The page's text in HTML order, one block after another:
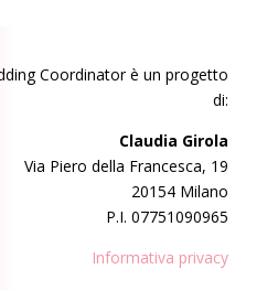
Coordinatorè un progetto
di:
Claudia Girola
Via Piero della Francesca, 19
20154 Milano
P.I. 07751090965
Informativa privacy